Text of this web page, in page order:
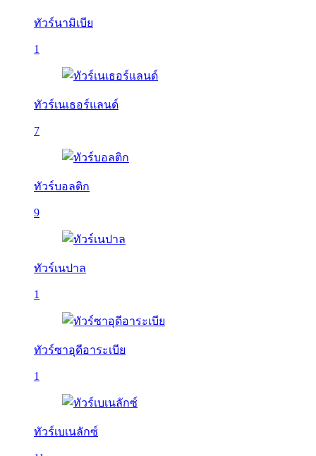
ทัวร์นามิเบีย
1
ทัวร์เนเธอร์แลนด์
7
ทัวร์บอลติก
9
ทัวร์เนปาล
1
ทัวร์ซาอุดีอาระเบีย
1
ทัวร์เบเนลักซ์